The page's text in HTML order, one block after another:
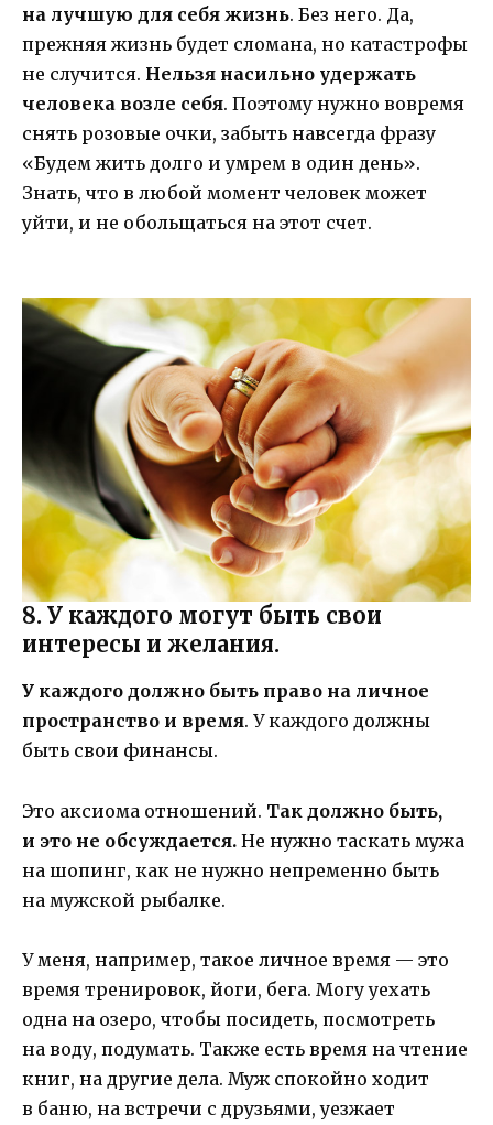
на лучшую для себя жизнь. Без него. Да,
прежняя жизнь будет сломана, но катастрофы
не случится. Нельзя насильно удержать
человека возле себя. Поэтому нужно вовремя
снять розовые очки, забыть навсегда фразу
«Будем жить долго и умрем в один день».
Знать, что в любой момент человек может
уйти, и не обольщаться на этот счет.
8. У каждого могут быть свои
интересы и желания.
У каждого должно быть право на личное
пространство и время. У каждого должны
быть свои финансы.
Это аксиома отношений. Так должно быть,
и это не обсуждается. Не нужно таскать мужа
на шопинг, как не нужно непременно быть
на мужской рыбалке.
У меня, например, такое личное время — это
время тренировок, йоги, бега. Могу уехать
одна на озеро, чтобы посидеть, посмотреть
на воду, подумать. Также есть время на чтение
книг, на другие дела. Муж спокойно ходит
в баню, на встречи с друзьями, уезжает